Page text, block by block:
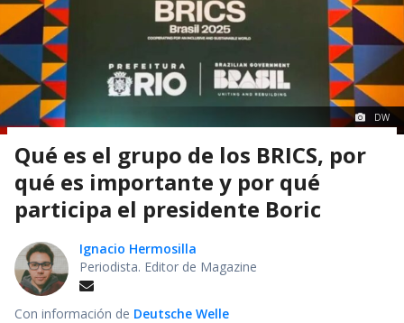
DW
Qué es el grupo de los BRICS, por
qué es importante y por qué
participa el presidente Boric
Ignacio Hermosilla
Periodista. Editor de Magazine
Con información de Deutsche Welle